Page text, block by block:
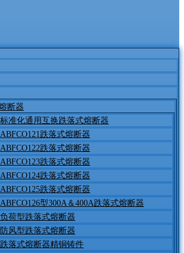
断器
标准化通用互换跌落式熔断器
ABFCO121跌落式熔断器
ABFCO122跌落式熔断器
ABFCO123跌落式熔断器
ABFCO124跌落式熔断器
ABFCO125跌落式熔断器
ABFCO126型300A＆400A跌落式熔断器
负荷型跌落式熔断器
防风型跌落式熔断器
跌落式熔断器精铜铸件